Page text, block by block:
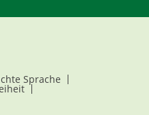
Sprache